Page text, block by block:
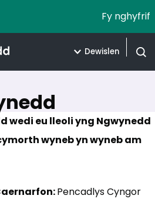
Fy nghyfrif
Dewislen
wedi eu lleoli yng Ngwynedd
wyneb yn wyneb am
Pencadlys Cyngor